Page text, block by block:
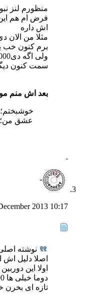
منظورم لنز
فرض ام هم این
اش داره
برم کنون خب
سمت کنون
بعد اش منم
خوشبختم؛
عشق من؛
2013 10:17
نوشته
اصلا دلیل اش
اولا این
تازه ای بخرن